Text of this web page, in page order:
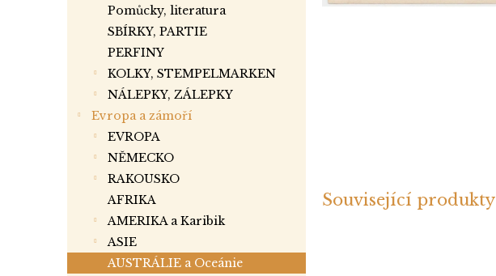
Pomůcky, literatura
SBÍRKY, PARTIE
PERFINY
KOLKY, STEMPELMARKEN
NÁLEPKY, ZÁLEPKY
Evropa a zámoří
EVROPA
NĚMECKO
RAKOUSKO
AFRIKA
AMERIKA a Karibik
ASIE
AUSTRÁLIE a Oceánie
Související produkty